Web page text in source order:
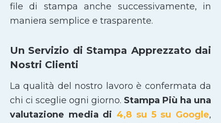
file di stampa anche successivamente, in
maniera semplice e trasparente.
Un Servizio di Stampa Apprezzato dai
Nostri Clienti
La qualità del nostro lavoro è confermata da
chi ci sceglie ogni giorno. Stampa Più ha una
valutazione media di 4,8 su 5 su Google,